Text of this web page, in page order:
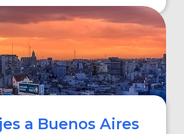
a Buenos Aires